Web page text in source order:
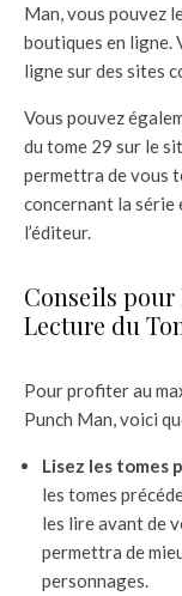
Man, vous pouvez
boutiques en ligne.
ligne sur des sites
Vous pouvez
du tome 29 sur le
permettra de vous
concernant la
l’éditeur.
Conseils
Lecture du
Pour profiter au
Punch Man, voici
Lisez les tomes
les tomes
les lire avant de
permettra de
personnages.